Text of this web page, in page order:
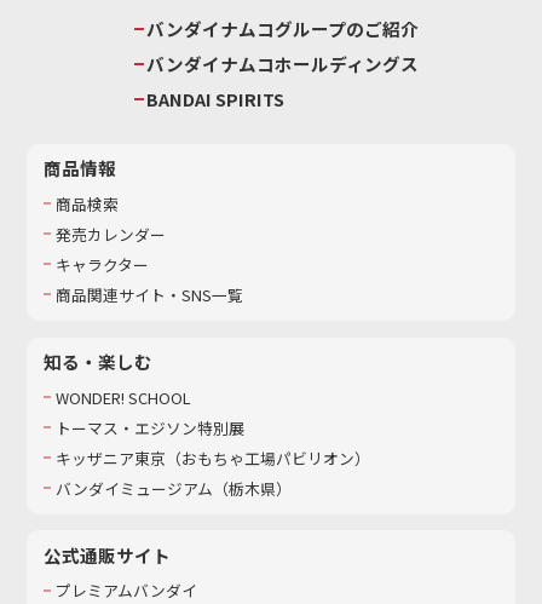
バンダイナムコグループのご紹介
バンダイナムコホールディングス
BANDAI SPIRITS
商品情報
商品検索
発売カレンダー
キャラクター
商品関連サイト・SNS一覧
知る・楽しむ
WONDER! SCHOOL
トーマス・エジソン特別展
キッザニア東京（おもちゃ工場パビリオン）​
バンダイミュージアム（栃木県）
公式通販サイト
プレミアムバンダイ